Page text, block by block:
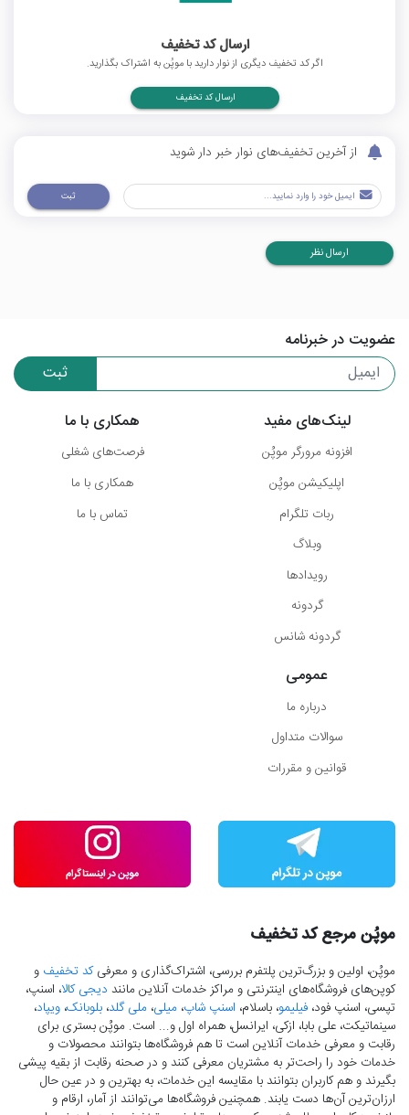
ارسال کد تخفیف
اگر کد تخفیف دیگری از نوار دارید با موپُن به اشتراک بگذارید.
ارسال کد تخفیف
از آخرین تخفیف‌های نوار خبر دار شوید
ثبت
ارسال نظر
عضویت در خبرنامه
ثبت
لینک‌های مفید
افزونه مرورگر موپُن
اپلیکیشن موپُن
ربات تلگرام
وبلاگ
رویدادها
گردونه
گردونه شانس
همکاری با ما
فرصت‌های شغلی
همکاری با ما
تماس با ما
عمومی
درباره ما
سوالات متداول
قوانین و مقررات
موپُن مرجع کد تخفیف
موپُن، اولین و بزرگ‌ترین پلتفرم بررسی، اشتراک‌گذاری و معرفیکد تخفیف و
کوپن‌های فروشگاه‌های اینترنتی و مراکز خدمات آنلاین مانند دیجی کالا، اسنپ،
تپسی، اسنپ فود، فیلیمو، باسلام، اسنپ شاپ، میلی، ملی گلد، بلوبانک، ویپاد،
سینماتیکت، علی بابا، ازکی، ایرانسل، همراه اول و... است. موپُن بستری برای
رقابت و معرفی خدمات آنلاین است تا هم فروشگاه‌ها بتوانند محصولات و
خدمات خود را راحت‌تر به مشتریان معرفی کنند و در صحنه رقابت از بقیه پیشی
بگیرند و هم کاربران بتوانند با مقایسه این خدمات، به بهترین و در عین حال
ارزان‌ترین آن‌ها دست‌ یابند. همچنین فروشگاه‌ها می‌توانند از آمار، ارقام و